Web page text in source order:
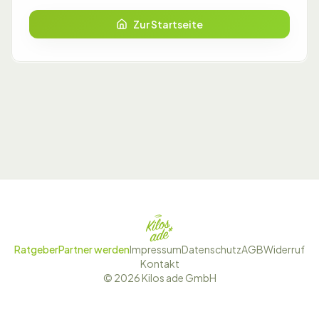
Zur Startseite
RatgeberPartner werdenImpressumDatenschutzAGBWiderruf
Kontakt
© 2026Kilos ade GmbH